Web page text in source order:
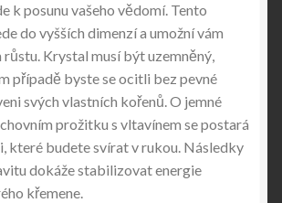
k posunu vašeho vědomí. Tento
do vyšších dimenzí a umožní vám
Krystal musí být uzemněný,
případě byste se ocitli bez pevné
svých vlastních kořenů. O jemné
prožitku s vltavínem se postará
které budete svírat v rukou. Následky
dokáže stabilizovat energie
křemene.